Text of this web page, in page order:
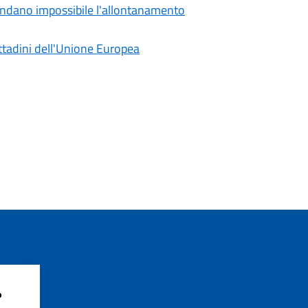
impossibile l'allontanamento
dell'Unione Europea